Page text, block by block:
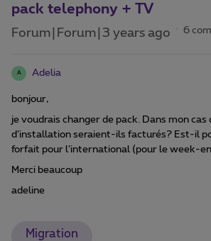
pack telephony + TV
Forum|Forum|3 years ago 6
A Adelia
bonjour,
je voudrais changer de pack. Dans mon cas
d’installation seraient-ils facturés? Est-il
forfait pour l’international (pour le week-
Merci beaucoup
adeline
Migration